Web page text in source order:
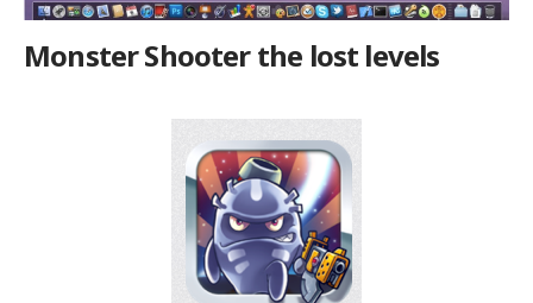
Monster Shooter the lost levels